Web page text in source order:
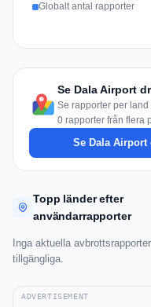
Globalt antal rapporter
Se Dala Airport
Se rapporter per
0 rapporter från flera
Se Dala
Topp länder efter
användarrapporter
Inga aktuella avbrottsrapporter
tillgängliga.
ADVERTISEMENT